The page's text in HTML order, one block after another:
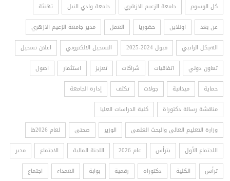
كل الوسوم جامعة الزعيم الازهري جامعة وادي النيل
تهنئة
عن بعد
اونلاين حضوريا العمل
مدير جامعة الزعيم الازهري
الهيكل الراتبي
قبول 2024-2025 التسجيل الالكتروني
اعلان تسجيل
تعاون دولي
اتفاقيات شراكات تعزيز استثمار
اصول
حماية
ميدانية جولات تكثف
إدارة الجامعة
مناقشة رسالة دكتوراة
كلية الدراسات العليا
وزارة التعليم العالي والبحث العلمي
الوزير صحتي
لعام 2026ظ
اللجتماع الأول
يترأس عام 2026 اللجنة المالية الاجتماع
مدير
ترأس
الكلية دكتوراه رقمية بوابة العمداء
اجتماع